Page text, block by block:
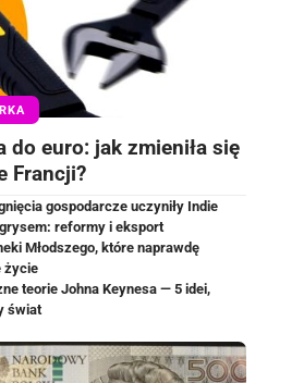
do euro: jak zmieniła się
Francji?
gospodarcze uczyniły Indie
reformy i eksport
Młodszego, które naprawdę
życie
teorie Johna Keynesa — 5 idei,
świat